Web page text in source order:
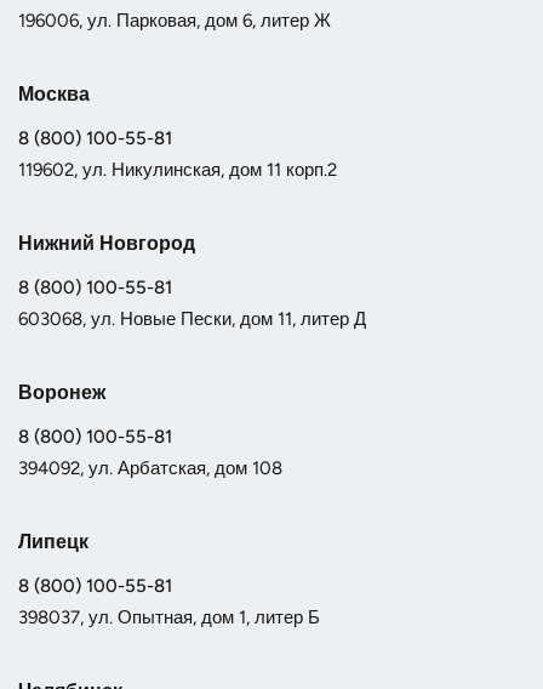
196006, ул. Парковая, дом 6, литер Ж
Москва
8 (800) 100-55-81
119602, ул. Никулинская, дом 11 корп.2
Нижний Новгород
8 (800) 100-55-81
603068, ул. Новые Пески, дом 11, литер Д
Воронеж
8 (800) 100-55-81
394092, ул. Арбатская, дом 108
Липецк
8 (800) 100-55-81
398037, ул. Опытная, дом 1, литер Б